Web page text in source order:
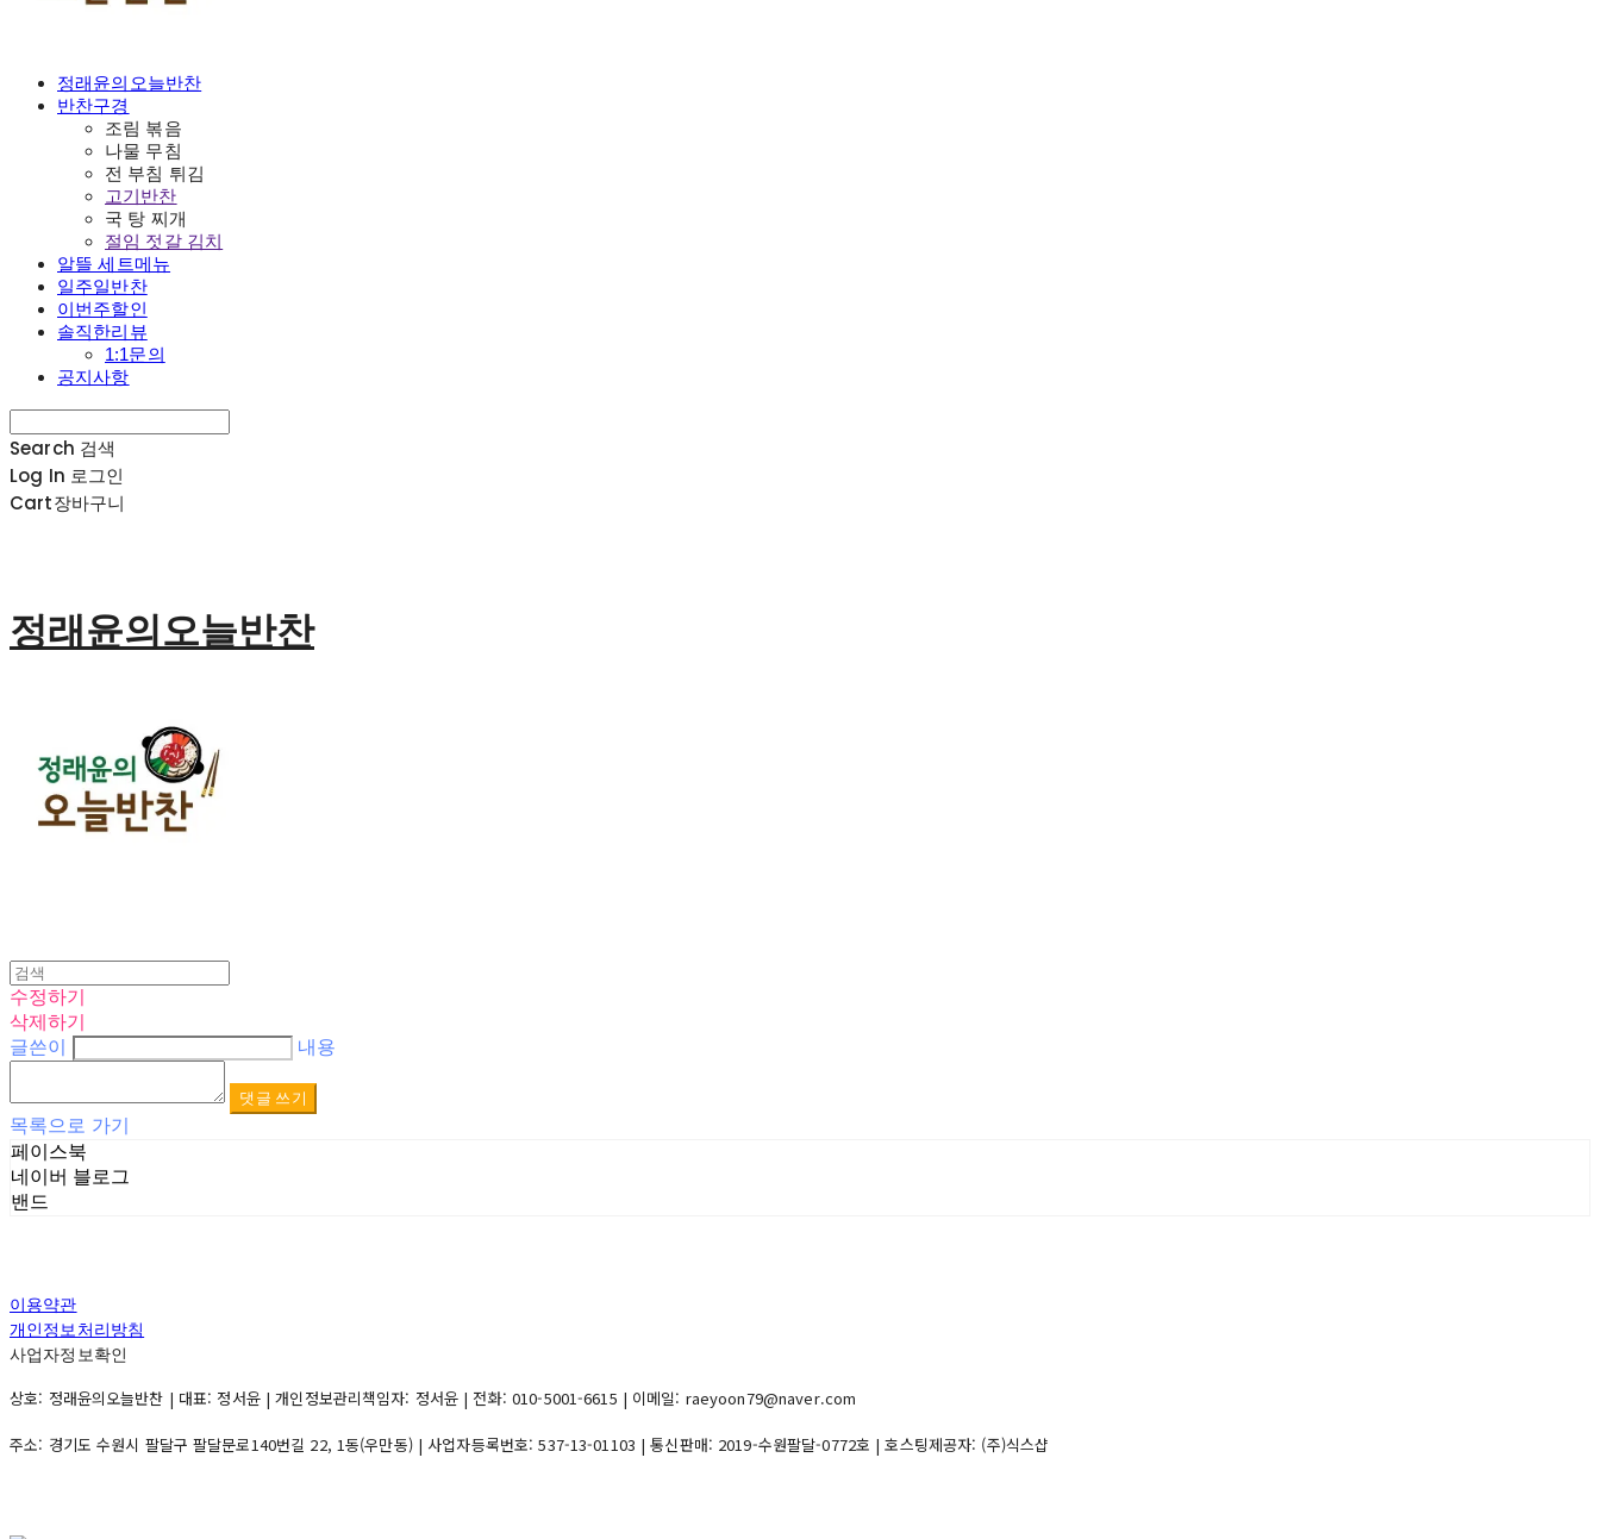
정래윤의오늘반찬
반찬구경
조림 볶음
나물 무침
전 부침 튀김
고기반찬
국 탕 찌개
절임 젓갈 김치
알뜰 세트메뉴
일주일반찬
이번주할인
솔직한리뷰
1:1문의
공지사항
Search 검색
Log In 로그인
Cart장바구니
정래윤의오늘반찬
수정하기
삭제하기
글쓴이
내용
댓글 쓰기
목록으로 가기
페이스북
네이버 블로그
밴드
이용약관
개인정보처리방침
사업자정보확인
상호: 정래윤의오늘반찬 | 대표: 정서윤 | 개인정보관리책임자: 정서윤 | 전화: 010-5001-6615 | 이메일: raeyoon79@naver.com
주소: 경기도 수원시 팔달구 팔달문로140번길 22, 1동(우만동) | 사업자등록번호:537-13-01103 | 통신판매: 2019-수원팔달-0772호 | 호스팅제공자: (주)식스샵